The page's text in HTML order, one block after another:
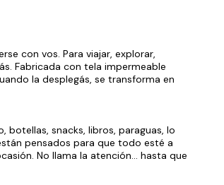
con vos. Para viajar, explorar,
Fabricada con tela impermeable
la desplegás, se transforma en
snacks, libros, paraguas, lo
pensados para que todo esté a
No llama la atención... hasta que